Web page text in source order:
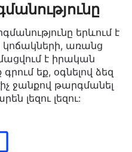
երևում է
առանց
է իրական
եք, օգնելով ձեզ
լեզու լեզու: